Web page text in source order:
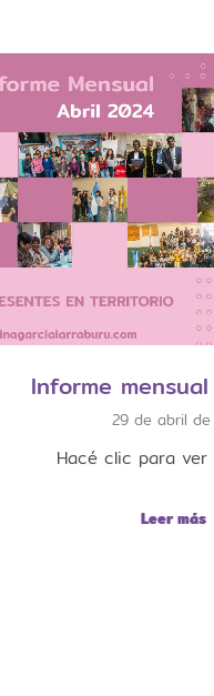
Informe
29 de abril
Hacé clic para ver
Leer más